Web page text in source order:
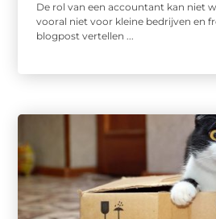
De rol van een accountant kan niet
vooral niet voor kleine bedrijven en
blogpost vertellen ...